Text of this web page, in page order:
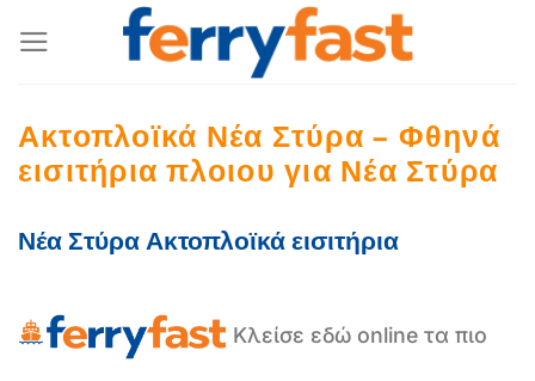
στο
Ακτοπλοϊκά Νέα Στύρα – Φθηνά
εισιτήρια πλοιου για Νέα Στύρα
Νέα Στύρα Ακτοπλοϊκά εισιτήρια
Κλείσε εδώ online τα πιο